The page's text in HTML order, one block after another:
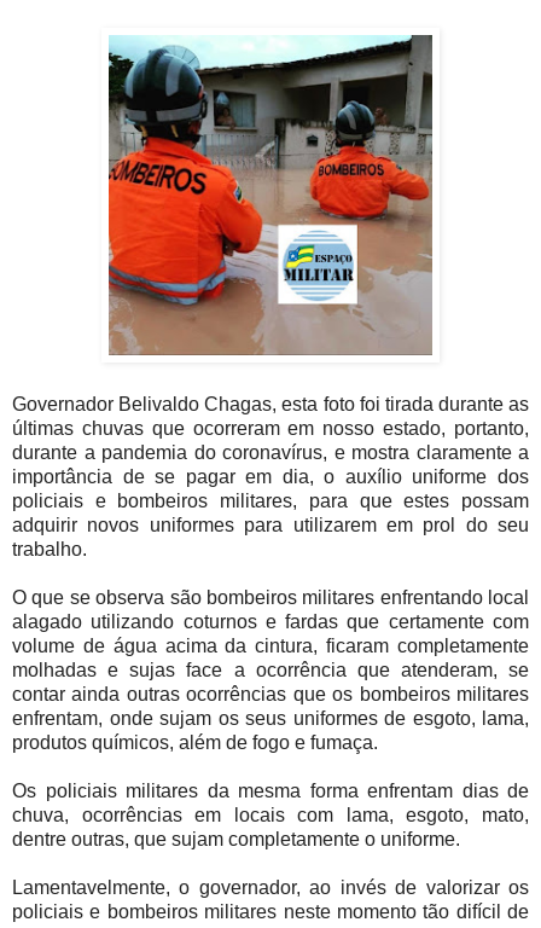
Governador Belivaldo Chagas, esta foto foi tirada durante as
últimas chuvas que ocorreram em nosso estado, portanto,
durante a pandemia do coronavírus, e mostra claramente a
importância de se pagar em dia, o auxílio uniforme dos
policiais e bombeiros militares, para que estes possam
adquirir novos uniformes para utilizarem em prol do seu
trabalho.
O que se observa são bombeiros militares enfrentando local
alagado utilizando coturnos e fardas que certamente com
volume de água acima da cintura, ficaram completamente
molhadas e sujas face a ocorrência que atenderam, se
contar ainda outras ocorrências que os bombeiros militares
enfrentam, onde sujam os seus uniformes de esgoto, lama,
produtos químicos, além de fogo e fumaça.
Os policiais militares da mesma forma enfrentam dias de
chuva, ocorrências em locais com lama, esgoto, mato,
dentre outras, que sujam completamente o uniforme.
Lamentavelmente, o governador, ao invés de valorizar os
policiais e bombeiros militares neste momento tão difícil de